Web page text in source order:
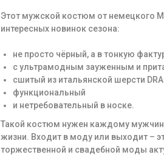
Этот мужской костюм от немецкого
интересных новинок сезона:
не просто чёрный, а в тонкую
с ультрамодным зауженным и
сшитый из итальянской шерсти
функциональный
и нетребовательный в носке.
Такой костюм нужен каждому
жизни. Входит в моду или выходит –
торжественной и свадебной моды